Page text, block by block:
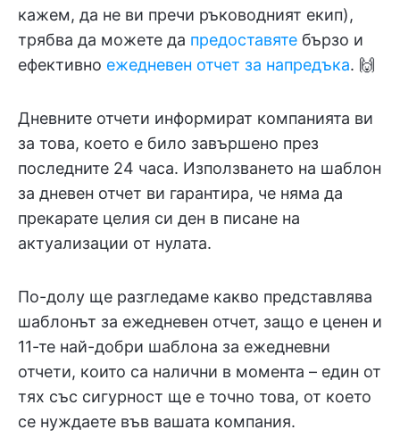
кажем, да не ви пречи ръководният екип),
трябва да можете да предоставяте бързо и
ефективно ежедневен отчет за напредъка. 🙌
Дневните отчети информират компанията ви
за това, което е било завършено през
последните 24 часа. Използването на шаблон
за дневен отчет ви гарантира, че няма да
прекарате целия си ден в писане на
актуализации от нулата.
По-долу ще разгледаме какво представлява
шаблонът за ежедневен отчет, защо е ценен и
11-те най-добри шаблона за ежедневни
отчети, които са налични в момента – един от
тях със сигурност ще е точно това, от което
се нуждаете във вашата компания.